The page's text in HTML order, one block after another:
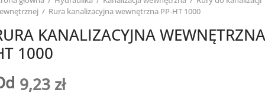
/ Rura kanalizacyjna wewnętrzna PP-HT 1000
KANALIZACYJNA
1000
9,23 zł